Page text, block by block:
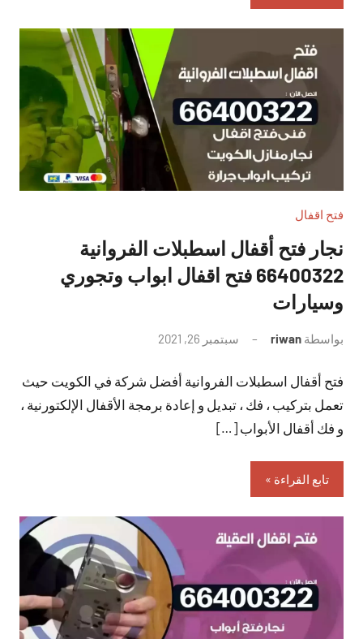
فتح اقفال
نجار فتح أقفال اسطبلات الفروانية
66400322 فتح اقفال ابواب وتجوري
وسيارات
بواسطة riwan سبتمبر 26, 2021
تعليقات
فتح أقفال اسطبلات الفروانية أفضل شركة في الكويت حيث
تعمل بتركيب ، فك ، تبديل و إعادة برمجة الأقفال الإلكتورنية ،
و فك أقفال الأبواب […]
تابع القراءة